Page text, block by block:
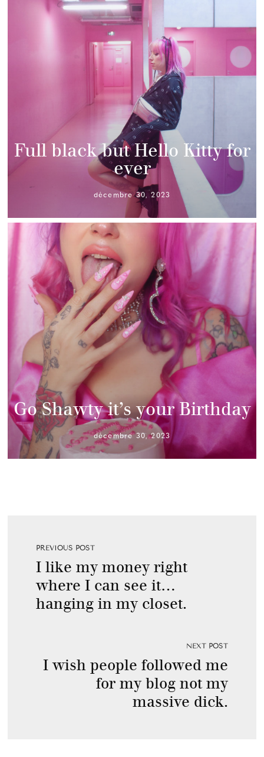
Full black but Hello Kitty for
ever
décembre 30, 2023
Go Shawty it’s your Birthday
décembre 30, 2023
PREVIOUS POST
I like my money right
where I can see it…
hanging in my closet.
NEXT POST
I wish people followed me
for my blog not my
massive dick.